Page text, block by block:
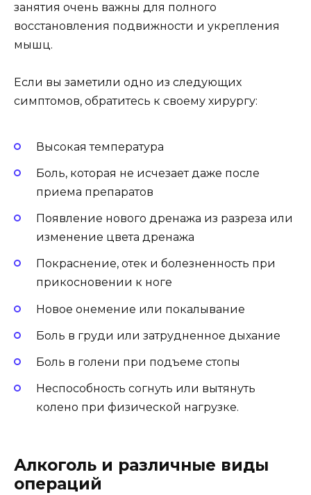
занятия очень важны для полного
восстановления подвижности и укрепления
мышц.
Если вы заметили одно из следующих
симптомов, обратитесь к своему хирургу:
Высокая температура
Боль, которая не исчезает даже после
приема препаратов
Появление нового дренажа из разреза или
изменение цвета дренажа
Покраснение, отек и болезненность при
прикосновении к ноге
Новое онемение или покалывание
Боль в груди или затрудненное дыхание
Боль в голени при подъеме стопы
Неспособность согнуть или вытянуть
колено при физической нагрузке.
Алкоголь и различные виды
операций